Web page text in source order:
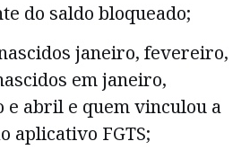
do saldo bloqueado;
janeiro, fevereiro,
em janeiro,
abril e quem vinculou a
aplicativo FGTS;